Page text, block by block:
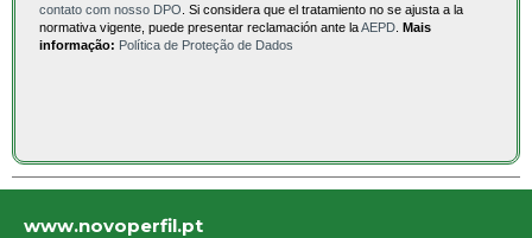
contato com nosso DPO . Si considera que el tratamiento no se ajusta a la
normativa vigente, puede presentar reclamación ante laAEPD Mais
informação: Política de Proteção de Dados
www.novoperfil.pt